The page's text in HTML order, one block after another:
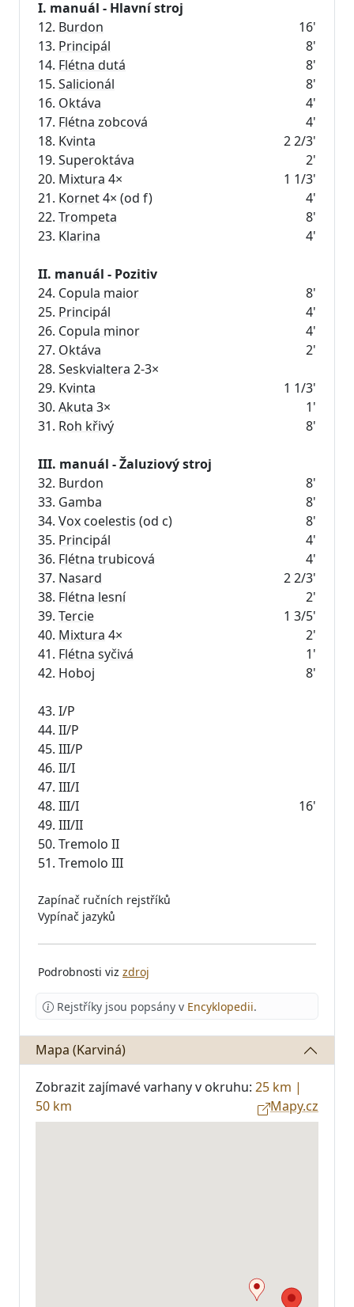
I. manuál - Hlavní stroj
12. Burdon
16'
13. Principál
8'
14. Flétna dutá
8'
15. Salicionál
8'
16. Oktáva
4'
17. Flétna zobcová
4'
18. Kvinta
2 2/3'
19. Superoktáva
2'
20. Mixtura 4×
1 1/3'
21. Kornet4× (od f)
4'
22. Trompeta
8'
23. Klarina 4'
II. manuál - Pozitiv
24. Copula maior
8'
25. Principál
4'
26. Copula minor
4'
27. Oktáva
2'
28. Seskvialtera 2-3×
29. Kvinta
1 1/3'
30. Akuta 3×
1'
31. Roh křivý 8'
III. manuál - Žaluziový stroj
32. Burdon
8'
33. Gamba
8'
34. Vox coelestis (od c)
8'
35. Principál
4'
36. Flétna trubicová
4'
37. Nasard
2 2/3'
38. Flétna lesní
2'
39. Tercie
1 3/5'
40. Mixtura 4×
2'
41. Flétna syčivá
1'
42. Hoboj 8'
43. I/P
44. II/P
45. III/P
46. II/I
47. III/I
48. III/I
16'
49. III/II
50. Tremolo II
Zapínač ručních rejstříků
Vypínač jazyků
Podrobnosti viz zdroj
Rejstříky jsou popsány v Encyklopedii.
Mapa (Karviná)
Zobrazit zajímavé varhany v okruhu: 25 km |
50 km
Mapy.cz